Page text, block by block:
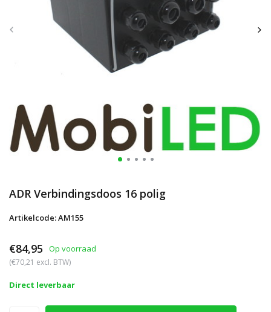
ADR Verbindingsdoos 16 polig
Artikelcode: AM155
€84,95 Op voorraad
(€70,21 excl. BTW)
Direct leverbaar